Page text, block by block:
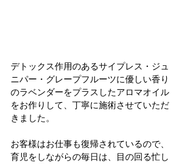
デトックス作用のあるサイプレス・ジュ
ニパー・グレープフルーツに優しい香り
のラベンダーをプラスしたアロマオイル
をお作りして、丁寧に施術させていただ
きました。
お客様はお仕事も復帰されているので、
育児をしながらの毎日は、目の回る忙し